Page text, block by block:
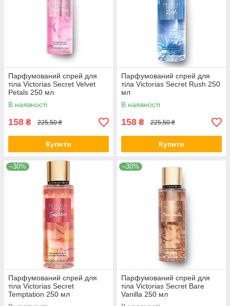
Парфумований спрей для
тіла Victorias Secret Velvet
Petals 250 мл
В наявності
158 ₴ 225,50 ₴
Купити
Парфумований спрей для
тіла Victorias Secret Rush 250
мл
В наявності
158 ₴ 225,50 ₴
Купити
–30%
Парфумований спрей для
тіла Victorias Secret
Temptation 250 мл
–30%
Парфумований спрей для
тіла Victorias Secret Bare
Vanilla 250 мл